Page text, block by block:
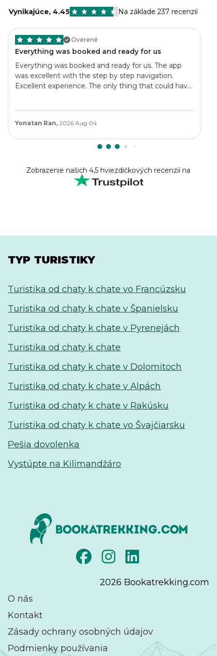
Vynikajúce,4.45 Na základe 237 recenzií
Overené
Everything was booked and ready for us
Everything was booked and ready for us. The app
was excellent with the step by step navigation.
Excellent experience. The only thing that could have
Yonatan Ran, 2026 Aug 04
Zobrazenie našich 4,5 hviezdičkových recenzií na
TYP TURISTIKY
Turistika od chaty k chate vo Francúzsku
Turistika od chaty k chate v Španielsku
Turistika od chaty k chate v Pyrenejách
Turistika od chaty k chate
Turistika od chaty k chate v Dolomitoch
Turistika od chaty k chate v Alpách
Turistika od chaty k chate v Rakúsku
Turistika od chaty k chate vo Švajčiarsku
Pešia dovolenka
Vystúpte na Kilimandžáro
2026 Bookatrekking.com
O nás
Kontakt
Zásady ochrany osobných údajov
Podmienky používania